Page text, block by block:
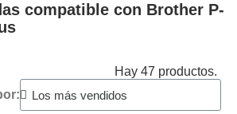
compatible con Brother P-
Hay 47 productos.